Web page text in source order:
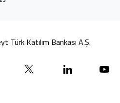
Türk Katılım Bankası A.Ş.